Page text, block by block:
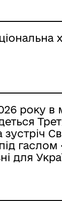
року в
гаслом
для